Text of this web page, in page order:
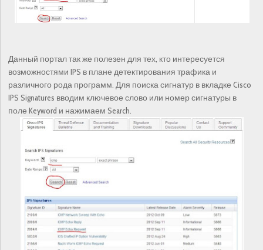
Данный портал так же полезен для тех, кто интересуется
возможностями IPS в плане детектирования трафика и
различного рода программ. Для поиска сигнатур в вкладке Cisco
IPS Signatures вводим ключевое слово или номер сигнатуры в
поле Keyword и нажимаем Search.